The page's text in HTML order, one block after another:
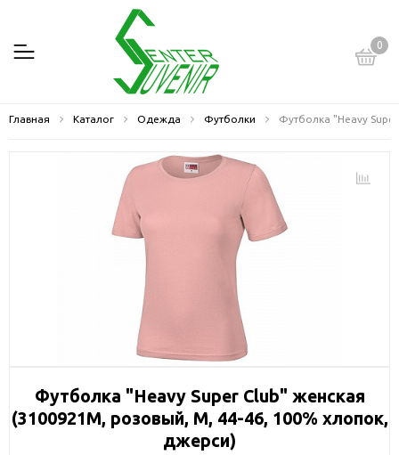
0
Главная Каталог Одежда Футболки Футболка "Heavy
Футболка "Heavy Super Club" женская
(3100921M, розовый, M, 44-46, 100% хлопок,
джерси)